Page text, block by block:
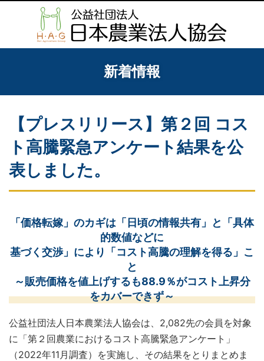
新着情報
【プレスリリース】第２回 コス
ト高騰緊急アンケート結果を公
表しました。
「価格転嫁」のカギは「日頃の情報共有」と「具体
的数値などに
基づく交渉」により「コスト高騰の理解を得る」こ
と
～販売価格を値上げするも88.9％がコスト上昇分
をカバーできず～
公益社団法人日本農業法人協会は、2,082先の会員を対象
に「第２回農業におけるコスト高騰緊急アンケート」
（2022年11月調査）を実施し、その結果をとりまとめま